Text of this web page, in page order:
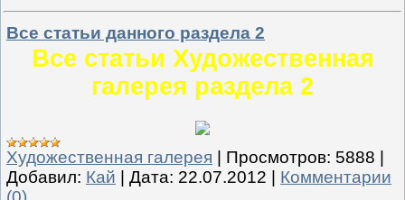
Все статьи данного раздела 2
Все статьи Художественная
галерея раздела 2
Художественная галерея Просмотров: 5888
Добавил: Кай Дата: 22.07.2012
Комментарии